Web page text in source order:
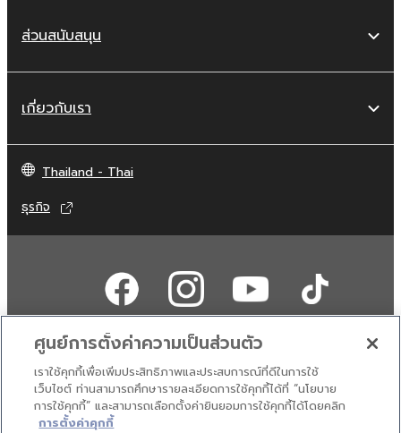
ส่วนสนับสนุน
เกี่ยวกับเรา
Thailand - Thai
ธุรกิจ
ติดต่อเราเงื่อนไขการใช้งานนโยบายส่วนบุคคล
นโยบายการใช้คุกกี้
ศูนย์การตั้งค่าความเป็นส่วนตัว
เราใช้คุกกี้เพื่อเพิ่มประสิทธิภาพและประสบการณ์ที่ดีในการใช้
เว็บไซต์ ท่านสามารถศึกษารายละเอียดการใช้คุกกี้ได้ที่ “นโยบาย
การใช้คุกกี้” และสามารถเลือกตั้งค่ายินยอมการใช้คุกกี้ได้โดยคลิก
การตั้งค่าคุกกี้